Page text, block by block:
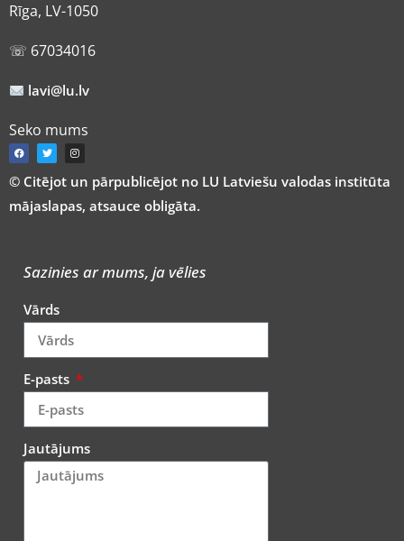
Rīga, LV-1050
☏ 67034016
lavi@lu.lv
Seko mums
© Citējot un pārpublicējot no LU Latviešu valodas institūta
mājaslapas, atsauce obligāta.
Sazinies ar mums, ja vēlies
Vārds
E-pasts
Jautājums